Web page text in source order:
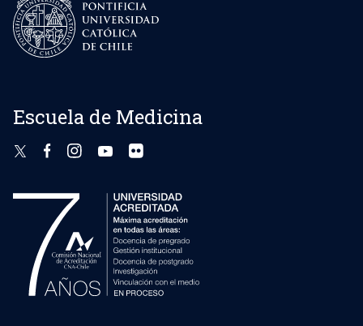
Escuela de Medicina